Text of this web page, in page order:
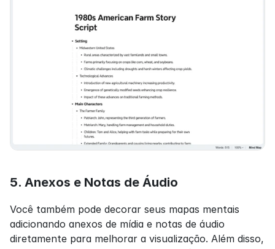
5. Anexos e Notas de Áudio
Você também pode decorar seus mapas mentais
adicionando anexos de mídia e notas de áudio
diretamente para melhorar a visualização. Além disso,